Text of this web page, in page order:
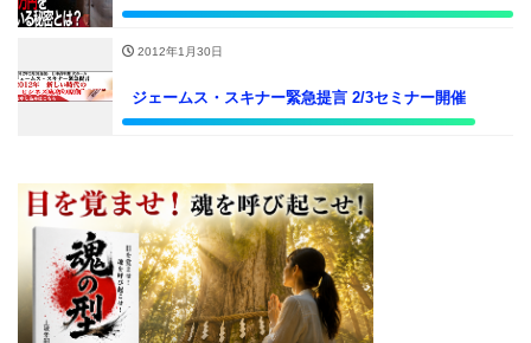
2012年1月30日
ジェームス・スキナー緊急提言 2/3セミナー開催